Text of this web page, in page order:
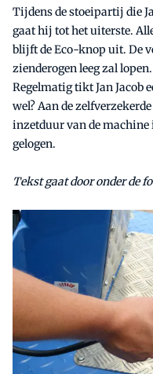
Tijdens de stoeipartij die
gaat hij tot het uiterste.
blijft de Eco-knop uit. De
zienderogen leeg zal
Regelmatig tikt Jan Jacob
wel? Aan de
inzetduur van de
gelogen.
Tekst gaat door onder de